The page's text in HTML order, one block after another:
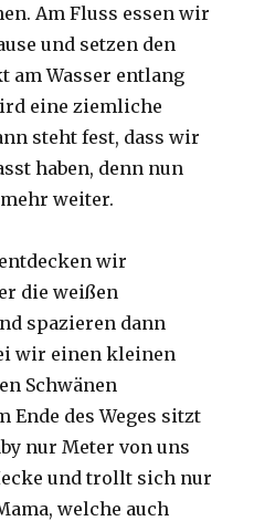
Am Fluss essen wir
und setzen den
am Wasser entlang
eine ziemliche
steht fest, dass wir
haben, denn nun
weiter.
wir
die weißen
spazieren dann
wir einen kleinen
Schwänen
Ende des Weges sitzt
nur Meter von uns
und trollt sich nur
welche auch